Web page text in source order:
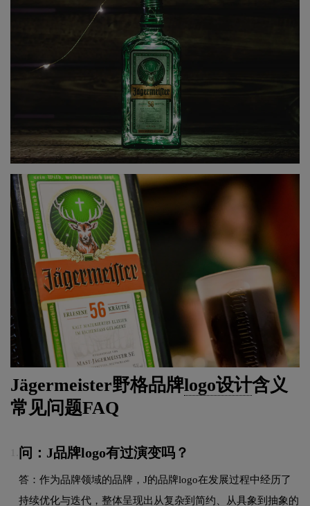
Jägermeister野格品牌logo设计含义
常见问题FAQ
问：J品牌logo有过演变吗？
答：作为品牌领域的品牌，J的品牌logo在发展过程中经历了
持续优化与迭代，整体呈现出从复杂到简约、从具象到抽象的